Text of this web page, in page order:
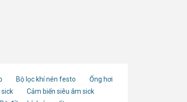
Bộ lọc khí nén festo
Ống hơi
sick
Cảm biến siêu âm sick